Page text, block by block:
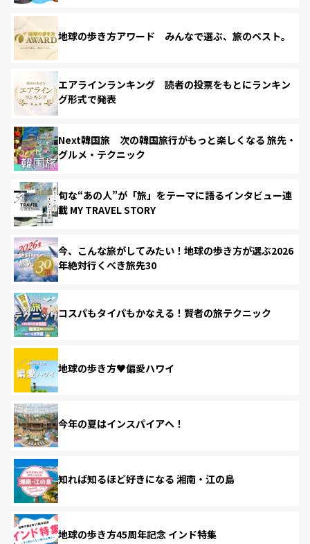
地球の歩き方アワード みんなで選ぶ、旅のベスト。
エアラインランキング 読者の投票をもとにランキン
グ形式で発表
Next韓国旅 次の韓国旅行がもっと楽しくなる 旅先・
グルメ・テクニック
旬な“あの人”が「旅」をテーマに語るインタビュー連
載 MY TRAVEL STORY
今、こんな旅がしてみたい！地球の歩き方が選ぶ2026
年絶対行くべき旅先30
コスパもタイパもかなえる！賢者の旅テクニック
地球の歩き方♥偏愛ハワイ
今年の夏はインスパイアへ！
知れば知るほど好きになる 湘南・江の島
地球の歩き方45周年記念 インド特集